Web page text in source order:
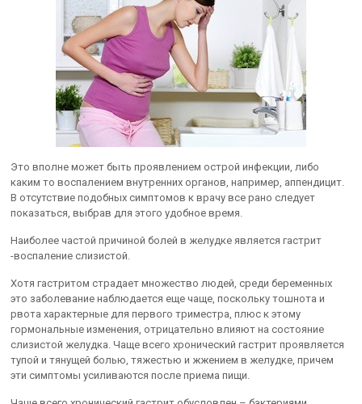
Это вполне может быть проявлением острой инфекции, либо
каким то воспалением внутренних органов, например, аппендицит.
В отсутствие подобных симптомов к врачу все рано следует
показаться, выбрав для этого удобное время.
Наиболее частой причиной болей в желудке является гастрит
-воспаление слизистой.
Хотя гастритом страдает множество людей, среди беременных
это заболевание наблюдается еще чаще, поскольку тошнота и
рвота характерные для первого триместра, плюс к этому
гормональные изменения, отрицательно влияют на состояние
слизистой желудка. Чаще всего хронический гастрит проявляется
тупой и тянущей болью, тяжестью и жжением в желудке, причем
эти симптомы усиливаются после приема пищи.